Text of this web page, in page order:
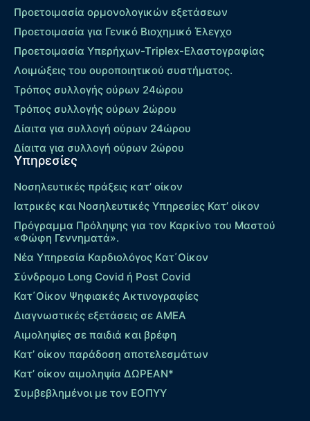
Προετοιμασία ορμονολογικών εξετάσεων
Προετοιμασία για Γενικό Βιοχημικό Έλεγχο
Προετοιμασία Υπερήχων-Τriplex-Ελαστογραφίας
Λοιμώξεις του ουροποιητικού συστήματος.
Τρόπος συλλογής ούρων 24ώρου
Τρόπος συλλογής ούρων 2ώρου
Δίαιτα για συλλογή ούρων 24ώρου
Δίαιτα για συλλογή ούρων 2ώρου
Υπηρεσίες
Νοσηλευτικές πράξεις κατ’ οίκον
Ιατρικές και Νοσηλευτικές Υπηρεσίες Κατ’ οίκον
Πρόγραμμα Πρόληψης για τον Καρκίνο του Μαστού
«Φώφη Γεννηματά».
Νέα Υπηρεσία Καρδιολόγος Kατ΄Οίκον
Σύνδρομο Long Covid ή Post Covid
Κατ΄Οίκον Ψηφιακές Ακτινογραφίες
Διαγνωστικές εξετάσεις σε ΑΜΕΑ
Αιμοληψίες σε παιδιά και βρέφη
Κατ’ οίκον παράδοση αποτελεσμάτων
Κατ’ οίκον αιμοληψία ΔΩΡΕΑΝ*
Συμβεβλημένοι με τον ΕΟΠΥΥ